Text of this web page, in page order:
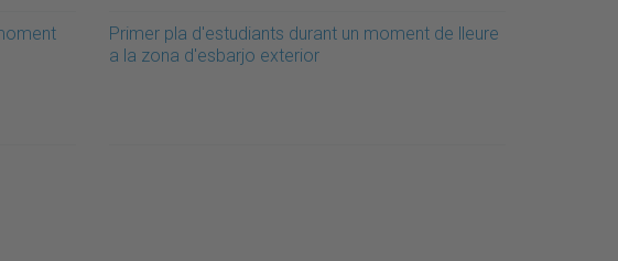
Primer pla d'estudiants durant un moment de lleure
a la zona d'esbarjo exterior